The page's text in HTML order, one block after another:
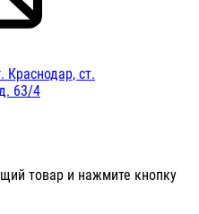
Краснодар, ст.
63/4
товар и нажмите кнопку